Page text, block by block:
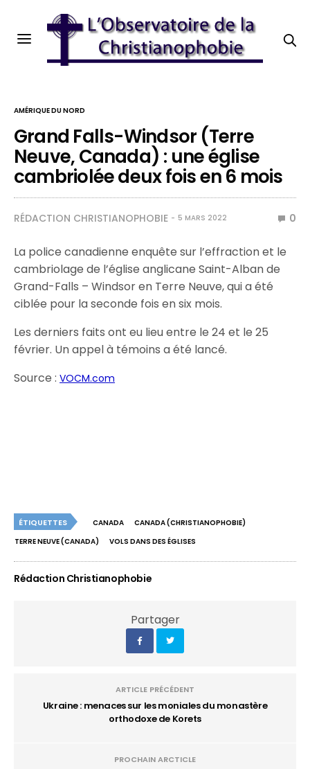
AMÉRIQUE DU NORD
Grand Falls-Windsor (Terre
Neuve, Canada) : une église
cambriolée deux fois en 6 mois
RÉDACTION CHRISTIANOPHOBIE 5 MARS 2022 0
La police canadienne enquête sur l’effraction et le
cambriolage de l’église anglicane Saint-Alban de
Grand-Falls – Windsor en Terre Neuve, qui a été
ciblée pour la seconde fois en six mois.
Les derniers faits ont eu lieu entre le 24 et le 25
février. Un appel à témoins a été lancé.
Source :VOCM.com
ÉTIQUETTES CANADA
CANADA (CHRISTIANOPHOBIE)
TERRE NEUVE (CANADA)
VOLS DANS DES ÉGLISES
Rédaction Christianophobie
Partager
ARTICLE PRÉCÉDENT
Ukraine : menaces sur les moniales du monastère
orthodoxe de Korets
PROCHAIN ARCTICLE